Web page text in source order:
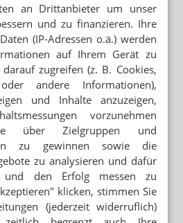
an Drittanbieter um unser
und zu finanzieren. Ihre
(IP-Adressen o.ä.) werden
auf Ihrem Gerät zu
zugreifen (z. B. Cookies,
oder andere Informationen),
und Inhalte anzuzeigen,
vorzunehmen
über Zielgruppen und
zu gewinnen sowie die
zu analysieren und dafür
und den Erfolg messen zu
klicken, stimmen Sie
(jederzeit widerruflich)
Thema
Ärzte-Genossenschaft
IM GESUNDHEITSWESEN
MVZ rechnen viel mehr ab
2020
Jeder vierte Arzt ist
„Regionalzentren“ gesucht